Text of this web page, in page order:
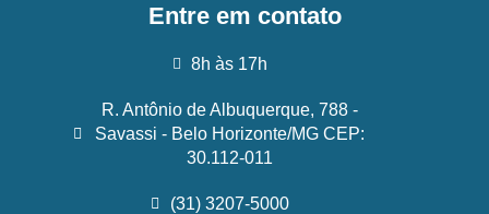
Entre em contato
8h às 17h
R. Antônio de Albuquerque, 788 -
Savassi - Belo Horizonte/MG CEP:
30.112-011
(31) 3207-5000